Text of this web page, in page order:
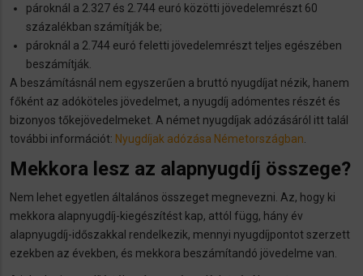
pároknál a 2.327 és 2.744 euró közötti jövedelemrészt 60
százalékban számítják be;
pároknál a 2.744 euró feletti jövedelemrészt teljes egészében
beszámítják.
A beszámításnál nem egyszerűen a bruttó nyugdíjat nézik, hanem
főként az adóköteles jövedelmet, a nyugdíj adómentes részét és
bizonyos tőkejövedelmeket. A német nyugdíjak adózásáról itt talál
további információt: Nyugdíjak adózása Németországban
Mekkora lesz az alapnyugdíj összege?
Nem lehet egyetlen általános összeget megnevezni. Az, hogy ki
mekkora alapnyugdíj-kiegészítést kap, attól függ, hány év
alapnyugdíj-időszakkal rendelkezik, mennyi nyugdíjpontot szerzett
ezekben az években, és mekkora beszámítandó jövedelme van.